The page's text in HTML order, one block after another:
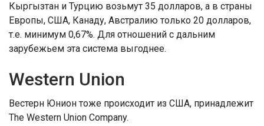
Кыргызтан и Турцию возьмут 35 долларов, а в страны
Европы, США, Канаду, Австралию только 20 долларов,
т.е. минимум 0,67%. Для отношений с дальним
зарубежьем эта система выгоднее.
Western Union
Вестерн Юнион тоже происходит из США, принадлежит
The Western Union Company.